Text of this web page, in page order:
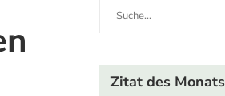
Zitat des Monats